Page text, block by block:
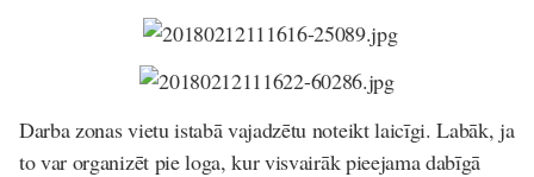
Darba zonas vietu istabā vajadzētu noteikt laicīgi. Labāk, ja
to var organizēt pie loga, kur visvairāk pieejama dabīgā